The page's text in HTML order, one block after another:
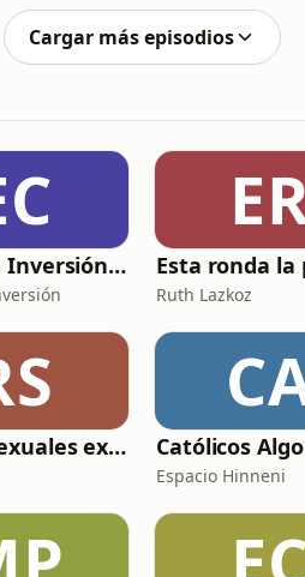
Cargar más episodios
El Club de Inversión podcast
Ruth Lazkoz
Relatos sexuales explícitos
Espacio Hinneni